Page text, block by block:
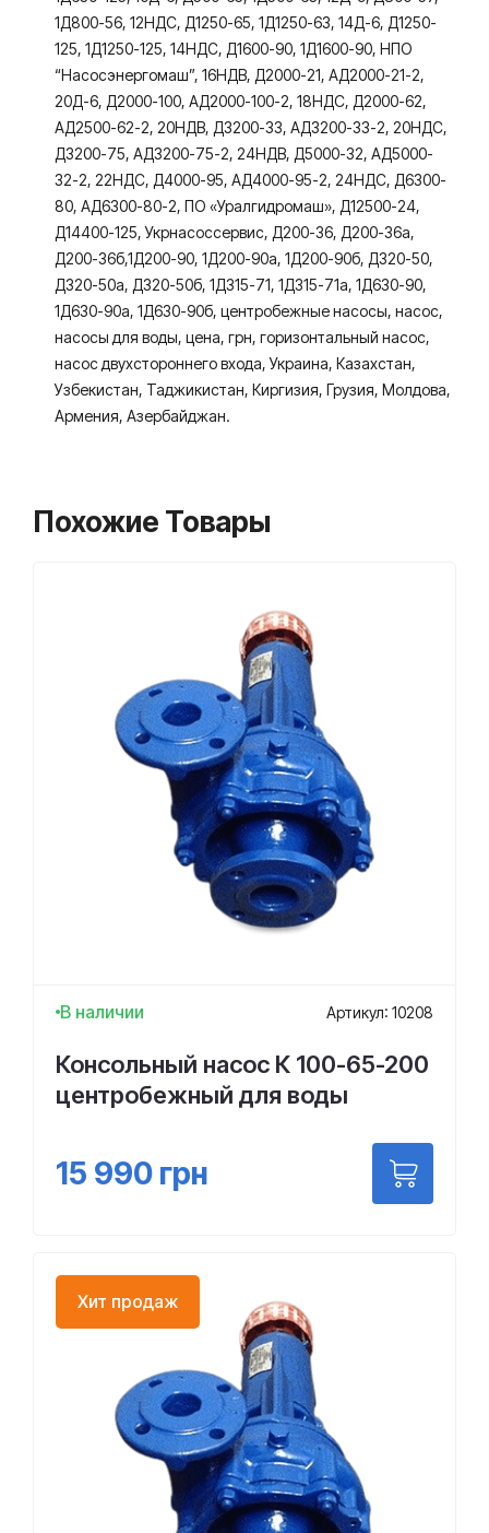
1Д800-56, 12НДС, Д1250-65, 1Д1250-63, 14Д-6, Д1250-
125, 1Д1250-125, 14НДС, Д1600-90, 1Д1600-90, НПО
“Насосэнергомаш”, 16НДВ, Д2000-21, АД2000-21-2,
20Д-6, Д2000-100, АД2000-100-2, 18НДС, Д2000-62,
АД2500-62-2, 20НДВ, Д3200-33, АД3200-33-2, 20НДС,
Д3200-75, АД3200-75-2, 24НДВ, Д5000-32, АД5000-
32-2, 22НДС, Д4000-95, АД4000-95-2, 24НДС, Д6300-
80, АД6300-80-2, ПО «Уралгидромаш», Д12500-24,
Д14400-125, Укрнасоссервис, Д200-36, Д200-36а,
Д200-36б,1Д200-90, 1Д200-90а, 1Д200-90б, Д320-50,
Д320-50а, Д320-50б, 1Д315-71, 1Д315-71а, 1Д630-90,
1Д630-90а, 1Д630-90б, центробежные насосы, насос,
насосы для воды, цена, грн, горизонтальный насос,
насос двухстороннего входа, Украина, Казахстан,
Узбекистан, Таджикистан, Киргизия, Грузия, Молдова,
Армения, Азербайджан.
Похожие Товары
В наличии Артикул: 10208
Консольный насос К 100-65-200
центробежный для воды
15 990 грн
Хит продаж